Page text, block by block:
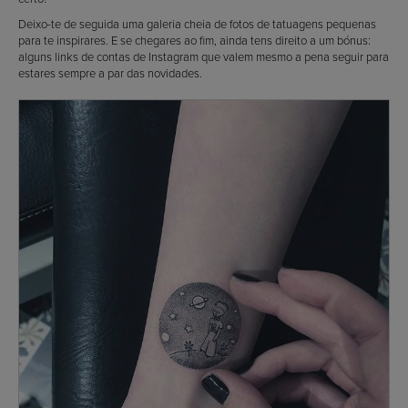
Deixo-te de seguida uma galeria cheia de fotos de tatuagens pequenas
para te inspirares. E se chegares ao fim, ainda tens direito a um bónus:
alguns links de contas de Instagram que valem mesmo a pena seguir para
estares sempre a par das novidades.